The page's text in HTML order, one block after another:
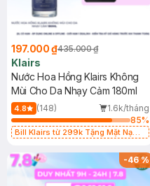
197.000 ₫435.000 ₫
Klairs
Nước Hoa Hồng Klairs Không
Mùi Cho Da Nhạy Cảm 180ml
4.8 (148)
1.6k/tháng
85%
Bill Klairs từ 299k Tặng Mặt Nạ
25ml (SL Có Hạn)
-46%